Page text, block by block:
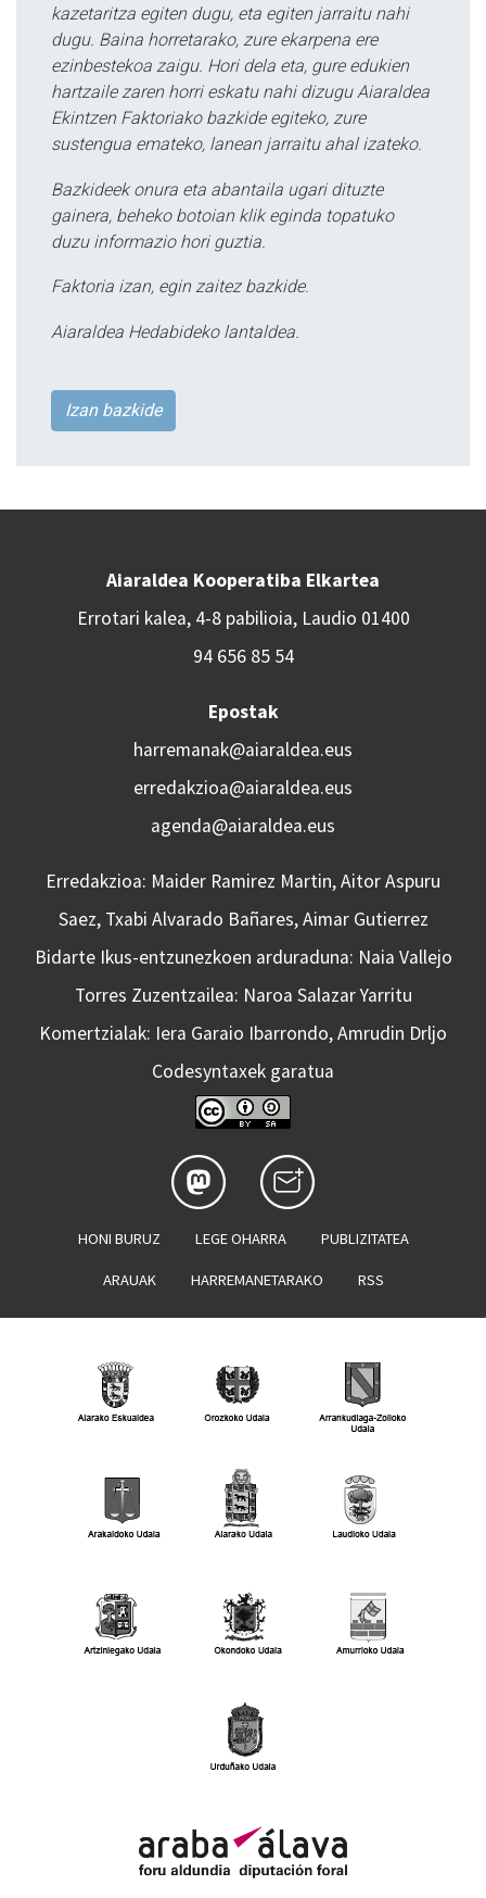
kazetaritza egiten dugu, eta egiten jarraitu nahi
dugu. Baina horretarako, zure ekarpena ere
ezinbestekoa zaigu. Hori dela eta, gure edukien
hartzaile zaren horri eskatu nahi dizugu Aiaraldea
Ekintzen Faktoriako bazkide egiteko, zure
sustengua emateko, lanean jarraitu ahal izateko.
Bazkideek onura eta abantaila ugari dituzte
gainera, beheko botoian klik eginda topatuko
duzu informazio hori guztia.
Faktoria izan, egin zaitez bazkide.
Aiaraldea Hedabideko lantaldea.
Izan bazkide
Aiaraldea Kooperatiba Elkartea
Errotari kalea, 4-8 pabilioia, Laudio 01400
94 656 85 54
Epostak
harremanak@aiaraldea.eus
erredakzioa@aiaraldea.eus
agenda@aiaraldea.eus
Erredakzioa: Maider Ramirez Martin, Aitor Aspuru
Saez, Txabi Alvarado Bañares, Aimar Gutierrez
Bidarte Ikus-entzunezkoen arduraduna: Naia Vallejo
Torres Zuzentzailea: Naroa Salazar Yarritu
Komertzialak: Iera Garaio Ibarrondo, Amrudin Drljo
Codesyntaxek garatua
HONI BURUZ LEGE OHARRA PUBLIZITATEA
ARAUAK HARREMANETARAKO RSS